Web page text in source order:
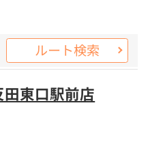
ルート検索
東口駅前店